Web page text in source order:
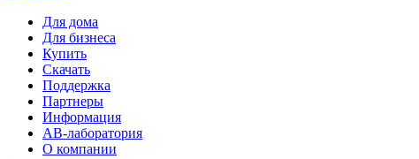
Для дома
Для бизнеса
Купить
Скачать
Поддержка
Партнеры
Информация
АВ-лаборатория
О компании